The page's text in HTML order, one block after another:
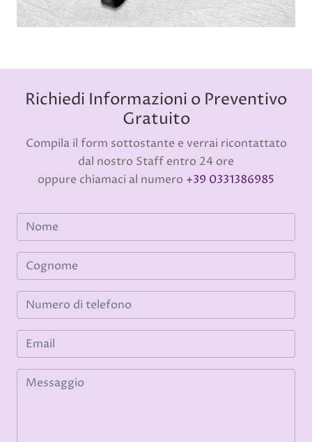
Richiedi Informazioni o Preventivo
Gratuito
Compila il form sottostante e verrai ricontattato
dal nostro Staff entro 24 ore
oppure chiamaci al numero +39 0331386985